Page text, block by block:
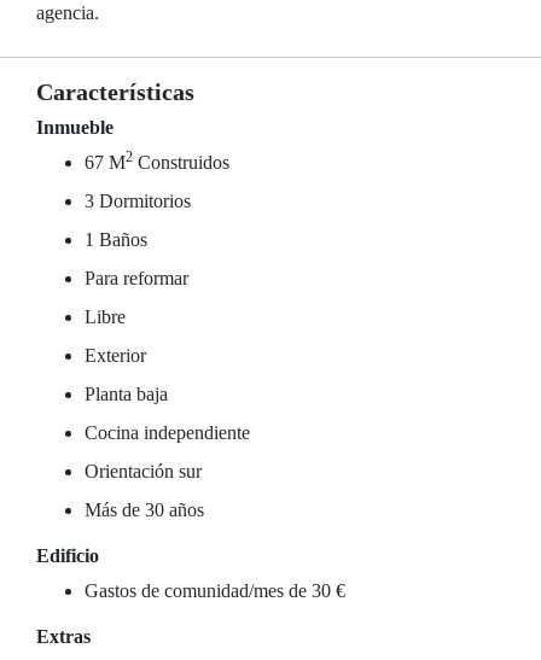
agencia.
Características
Inmueble
67 M2 Construidos
3 Dormitorios
1 Baños
Para reformar
Libre
Exterior
Planta baja
Cocina independiente
Orientación sur
Más de 30 años
Edificio
Gastos de comunidad/mes de 30 €
Extras